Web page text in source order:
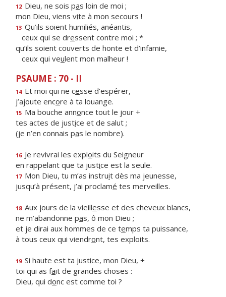
12 Dieu, ne sois pas loin de moi ;
mon Dieu, viens vite à mon secours !
13 Qu’ils soient humiliés, anéantis,
ceux qui se dressent contre moi ; *
qu’ils soient couverts de honte et d’infamie,
ceux qui veulent mon malheur !
PSAUME : 70 - II
14 Et moi qui ne cesse d’espérer,
j’ajoute encore à ta louange.
15 Ma bouche annonce tout le jour +
tes actes de justice et de salut ;
(je n’en connais pas le nombre).
16 Je revivrai les exploits du Seigneur
en rappelant que ta justice est la seule.
17 Mon Dieu, tu m’as instruit dès ma jeunesse,
jusqu’à présent, j’ai proclamé tes merveilles.
18 Aux jours de la vieillesse et des cheveux blancs,
ne m’abandonne pas, ô mon Dieu ;
et je dirai aux hommes de ce temps ta puissance,
à tous ceux qui viendront, tes exploits.
19 Si haute est ta justice, mon Dieu, +
toi qui as fait de grandes choses :
Dieu, qui donc est comme toi ?